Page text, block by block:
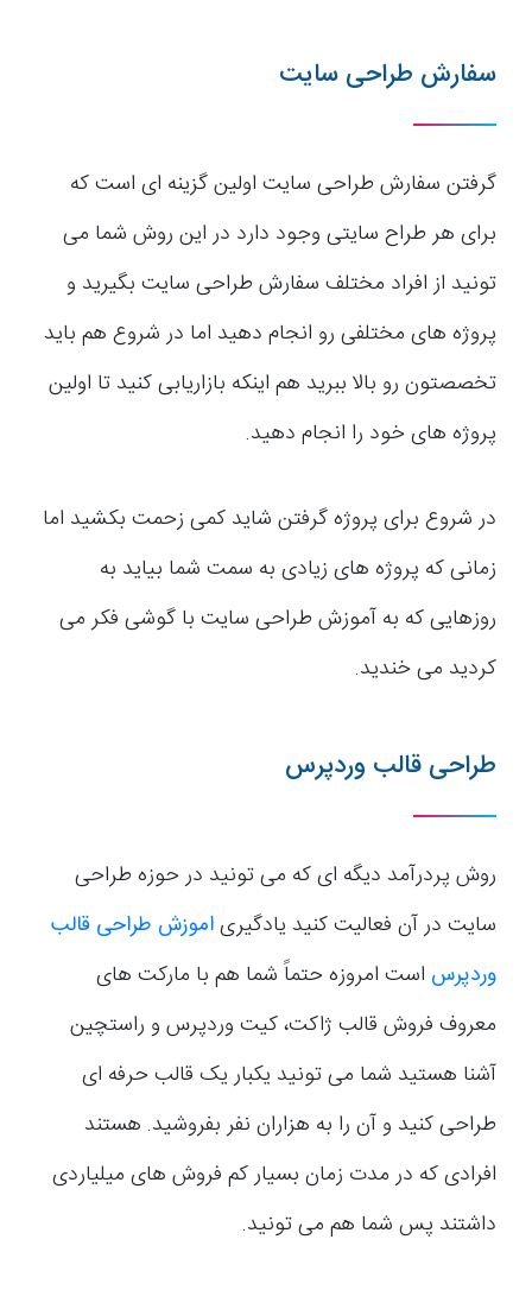
سفارش طراحی سایت
گرفتن سفارش طراحی سایت اولین گزینه ای است که
برای هر طراح سایتی وجود دارد در این روش شما می
تونید از افراد مختلف سفارش طراحی سایت بگیرید و
پروژه های مختلفی رو انجام دهید اما در شروع هم باید
تخصصتون رو بالا ببرید هم اینکه بازاریابی کنید تا اولین
پروژه های خود را انجام دهید.
در شروع برای پروژه گرفتن شاید کمی زحمت بکشید اما
زمانی که پروژه های زیادی به سمت شما بیاید به
روزهایی که به آموزش طراحی سایت با گوشی فکر می
کردید می خندید.
طراحی قالب وردپرس
روش پردرآمد دیگه ای که می تونید در حوزه طراحی
سایت در آن فعالیت کنید یادگیریاموزش طراحی قالب
وردپرس است امروزه حتماً شما هم با مارکت های
معروف فروش قالب ژاکت، کیت وردپرس و راستچین
آشنا هستید شما می تونید یکبار یک قالب حرفه ای
طراحی کنید و آن را به هزاران نفر بفروشید. هستند
افرادی که در مدت زمان بسیار کم فروش های میلیاردی
داشتند پس شما هم می تونید.